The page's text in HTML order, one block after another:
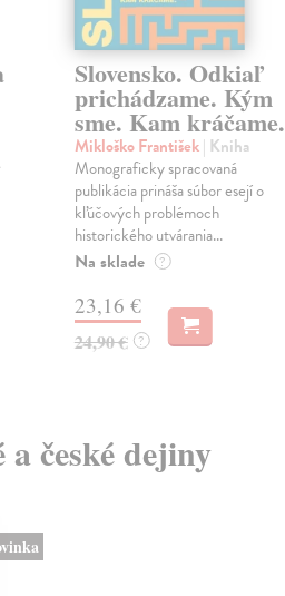
Slovensko. Odkiaľ
prichádzame. Kým
sme. Kam kráčame.
Mikloško František| Kniha
Monograficky spracovaná
publikácia prináša súbor esejí o
kľúčových problémoch
historického utvárania...
Na sklade ?
23,16 €
24,90 € ?
a české dejiny